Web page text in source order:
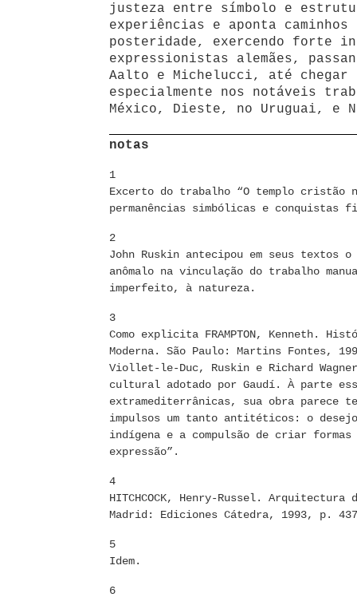
justeza entre símbolo e
experiências e aponta caminhos
posteridade, exercendo forte
expressionistas alemães,
Aalto e Michelucci, até chegar
especialmente nos notáveis
México, Dieste, no Uruguai, e
notas
1
Excerto do trabalho “O templo cristão
permanências simbólicas e
2
John Ruskin antecipou em seus textos
anômalo na vinculação do trabalho
imperfeito, à natureza.
3
Como explicita FRAMPTON, Kenneth.
Moderna. São Paulo: Martins Fontes,
Viollet-le-Duc, Ruskin e Richard
cultural adotado por Gaudí. À parte
extramediterrânicas, sua obra parece
impulsos um tanto antitéticos: o
indígena e a compulsão de criar formas
expressão”.
4
HITCHCOCK, Henry-Russel.
Madrid: Ediciones Cátedra, 1993, p.
5
Idem.
6